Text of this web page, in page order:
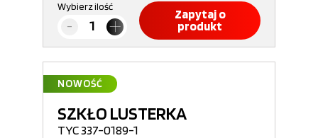
Wybierz ilość
Zapytaj o
produkt
NOWOŚĆ
SZKŁO LUSTERKA
TYC 337-0189-1